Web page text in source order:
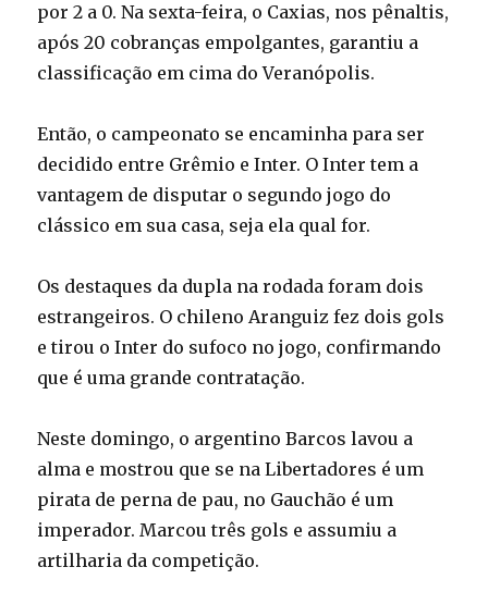
por 2 a 0. Na sexta-feira, o Caxias, nos pênaltis,
após 20 cobranças empolgantes, garantiu a
classificação em cima do Veranópolis.
Então, o campeonato se encaminha para ser
decidido entre Grêmio e Inter. O Inter tem a
vantagem de disputar o segundo jogo do
clássico em sua casa, seja ela qual for.
Os destaques da dupla na rodada foram dois
estrangeiros. O chileno Aranguiz fez dois gols
e tirou o Inter do sufoco no jogo, confirmando
que é uma grande contratação.
Neste domingo, o argentino Barcos lavou a
alma e mostrou que se na Libertadores é um
pirata de perna de pau, no Gauchão é um
imperador. Marcou três gols e assumiu a
artilharia da competição.